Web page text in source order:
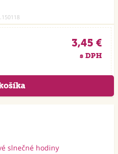
3,45 €
s DPH